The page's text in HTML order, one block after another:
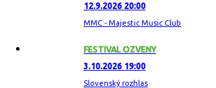
12.9.2026 20:00
MMC - Majestic Music Club
FESTIVAL OZVENY
3.10.2026 19:00
Slovenský rozhlas